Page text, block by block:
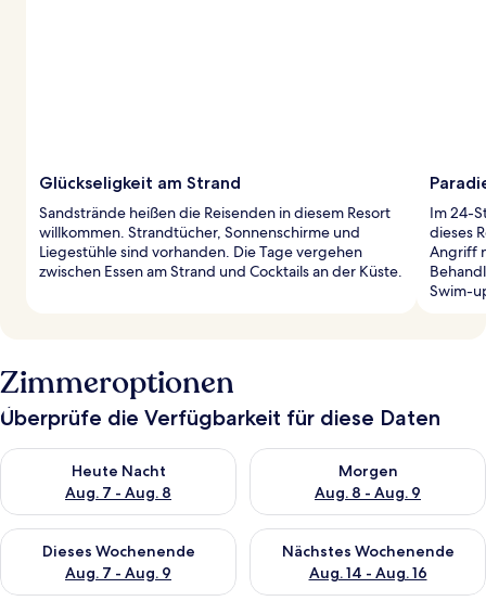
Glückseligkeit am Strand
Sandstrände heißen die Reisenden in diesem Resort
willkommen. Strandtücher, Sonnenschirme und
Liegestühle sind vorhanden. Die Tage vergehen
zwischen Essen am Strand und Cocktails an der Küste.
Im 24-
dieses
Angriff
Swim-
Zimmeroptionen
Überprüfe die Verfügbarkeit für diese Daten
Heute Nacht
Aug. 7 - Aug. 8
Überprüfe die Verfügbarkeit für heute Nacht, Aug. 7 - Aug. 8.
Morgen
Aug. 8 - Aug. 9
Überprüfe die Verfügbarkeit
Dieses Wochenende
Aug. 7 - Aug. 9
Überprüfe die Verfügbarkeit für dieses Wochenende, Aug. 7
Nächstes Wochenende
Aug. 14 - Aug. 16
Überprüfe die Verfügbarkeit